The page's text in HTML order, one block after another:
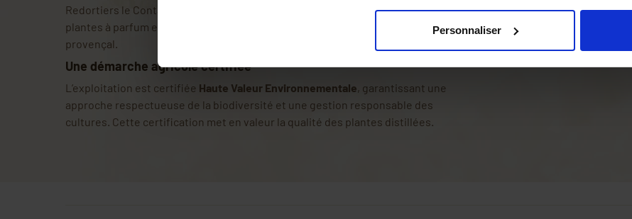
Personnaliser
Redortiers le Contadour, entre
. La ferme cultive différentes
plantes à parfum et développe une production ancrée dans le territoire
provençal.
Une démarche agricole certifiée
L’exploitation est certifiée Haute Valeur Environnementale, garantissant une
approche respectueuse de la biodiversité et une gestion responsable des
cultures. Cette certification met en valeur la qualité des plantes distillées.